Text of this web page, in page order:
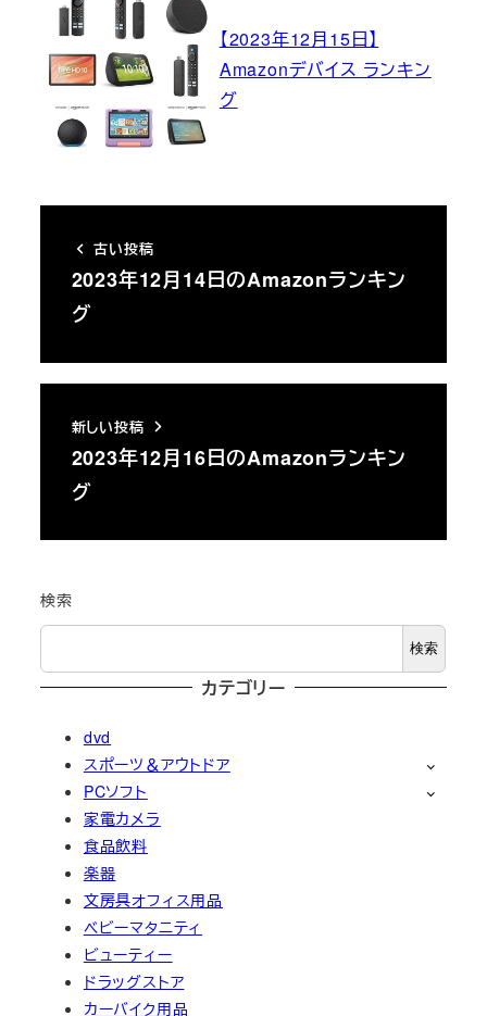
【2023年12月15日】
Amazonデバイス ランキン
グ
古い投稿
2023年12月14日のAmazonランキン
グ
新しい投稿
2023年12月16日のAmazonランキン
グ
検索
検索
カテゴリー
dvd
スポーツ＆アウトドア
PCソフト
家電カメラ
食品飲料
楽器
文房具オフィス用品
ベビーマタニティ
ビューティー
ドラッグストア
カーバイク用品